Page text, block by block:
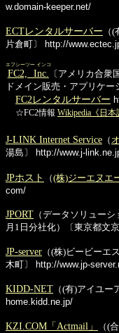
w.domain-keeper.net/
ECTレンタルサーバー （
片倉町〕
http://
FC2, Inc.
エフシーツー インコ
〔アメリカ合衆
ドメイン販売・アプリケー
FC2レンタルサーバー
☆FC2情報 Wikipedia《日本
J-LINK Internet Service （
湯島〕
http://www.j-
JPホスト （(株)ジーエヌエ
com/
JPORT （データソリュー
月1日分社化）〔東京都文京
JP-server （(株)ビービーエ
木町〕
http://www.jp-
KIDD-NET （(有)アイユー
home.kidd.ne.jp/
KZI.COM「Actmail」
（(